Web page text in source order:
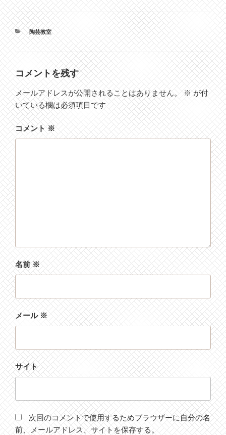
カ
テ
ゴ
リ
ー
陶芸教室
コメントを残す
メールアドレスが公開されることはありません。 ※が付
いている欄は必須項目です
コメント※
名前※
メール※
サイト
次回のコメントで使用するためブラウザーに自分の名
前、メールアドレス、サイトを保存する。